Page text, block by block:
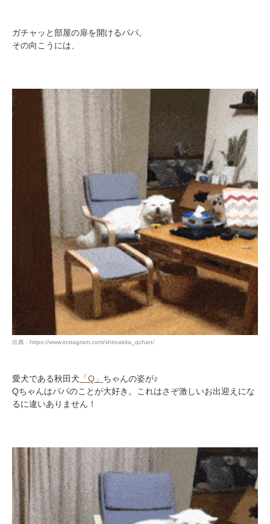
ガチャッと部屋の扉を開けるパパ。
その向こうには、
出典 : https://www.instagram.com/shiroakita_qchan/
愛犬である秋田犬 「Q」 ちゃんの姿が♪
Qちゃんはパパのことが大好き。これはさぞ激しいお出迎えにな
るに違いありません！